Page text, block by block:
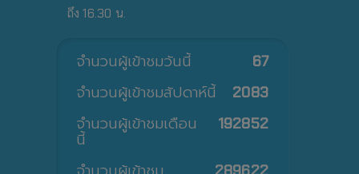
ถึง 16.30 น.
จำนวนผู้เข้าชมวันนี้ 67
จำนวนผู้เข้าชมสัปดาห์นี้ 2083
จำนวนผู้เข้าชมเดือน
นี้
192852